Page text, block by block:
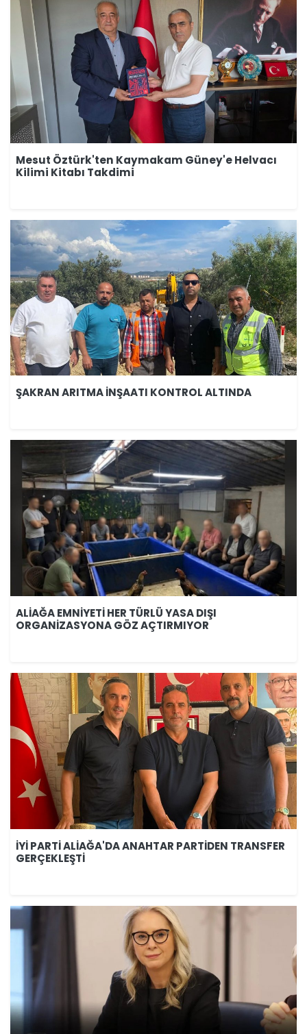
Mesut Öztürk'ten Kaymakam Güney'e Helvacı
Kilimi Kitabı Takdimi
ŞAKRAN ARITMA İNŞAATI KONTROL ALTINDA
ALİAĞA EMNİYETİ HER TÜRLÜ YASA DIŞI
ORGANİZASYONA GÖZ AÇTIRMIYOR
İYİ PARTİ ALİAĞA'DA ANAHTAR PARTİDEN TRANSFER
GERÇEKLEŞTİ